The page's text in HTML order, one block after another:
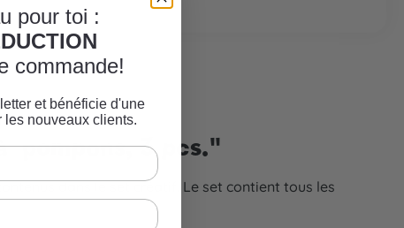
pompons, 3 pcs."
dans le set créatif. Le set contient tous les
pour toi :
commande!
et bénéficie d'une
les nouveaux clients.